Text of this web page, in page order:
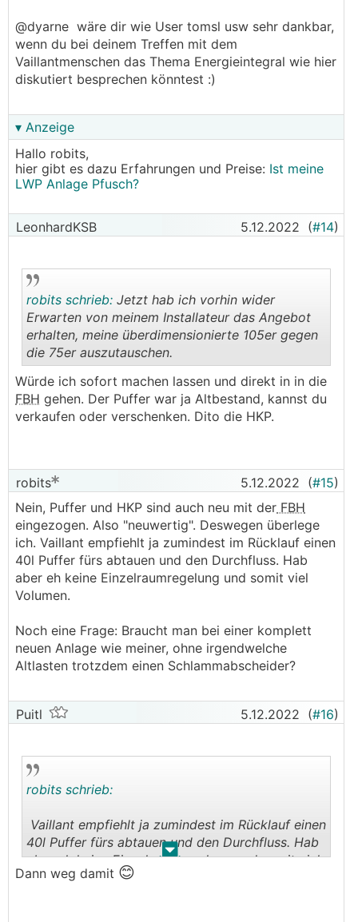
@dyarne wäre dir wie User tomsl usw sehr dankbar,
wenn du bei deinem Treffen mit dem
Vaillantmenschen das Thema Energieintegral wie hier
diskutiert besprechen könntest :)
▾ Anzeige
Hallo robits,
hier gibt es dazu Erfahrungen und Preise: Ist meine
LWP Anlage Pfusch?
LeonhardKSB 5.12.2022 (#14)
..
robits schrieb: Jetzt hab ich vorhin wider
Erwarten von meinem Installateur das Angebot
erhalten, meine überdimensionierte 105er gegen
die 75er auszutauschen.
Würde ich sofort machen lassen und direkt in in die
FBH gehen. Der Puffer war ja Altbestand, kannst du
verkaufen oder verschenken. Dito die HKP.
robits 5.12.2022 (#15)
Nein, Puffer und HKP sind auch neu mit der FBH
eingezogen. Also "neuwertig". Deswegen überlege
ich. Vaillant empfiehlt ja zumindest im Rücklauf einen
40l Puffer fürs abtauen und den Durchfluss. Hab
aber eh keine Einzelraumregelung und somit viel
Volumen.
Noch eine Frage: Braucht man bei einer komplett
neuen Anlage wie meiner, ohne irgendwelche
Altlasten trotzdem einen Schlammabscheider?
Puitl 5.12.2022 (#16)
. .
robits schrieb:
Vaillant empfiehlt ja zumindest im Rücklauf einen
40l Puffer fürs abtauen und den Durchfluss. Hab
aber eh keine Einzelraumregelung und somit viel
Volumen.
Dann weg damit 😊